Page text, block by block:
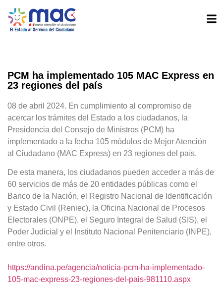
PCM ha implementado 105 MAC Express en
23 regiones del país
08 de abril 2024. En cumplimiento al compromiso de
acercar los trámites del Estado a los ciudadanos, la
Presidencia del Consejo de Ministros (PCM) ha
implementado a la fecha 105 módulos de Mejor Atención
al Ciudadano (MAC Express) en 23 regiones del país.
De esta manera, los ciudadanos pueden acceder a más de
60 servicios de más de 20 entidades públicas como el
Banco de la Nación, el Registro Nacional de Identificación
y Estado Civil (Reniec), la Oficina Nacional de Procesos
Electorales (ONPE), el Seguro Integral de Salud (SIS), el
Poder Judicial y el Instituto Nacional Penitenciario (INPE),
entre otros.
https://andina.pe/agencia/noticia-pcm-ha-implementado-
105-mac-express-23-regiones-del-pais-981110.aspx